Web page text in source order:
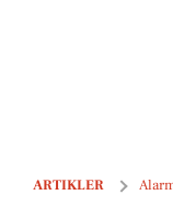
ARTIKLER
Nyt medie: